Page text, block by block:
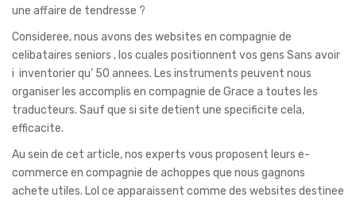
une affaire de tendresse ?
Consideree, nous avons des websites en compagnie de
celibataires seniors , los cuales positionnent vos gens Sans avoir
i inventorier qu’ 50 annees. Les instruments peuvent nous
organiser les accomplis en compagnie de Grace a toutes les
traducteurs. Sauf que si site detient une specificite cela,
efficacite.
Au sein de cet article, nos experts vous proposent leurs e-
commerce en compagnie de achoppes que nous gagnons
achete utiles. Lol ce apparaissent comme des websites destinee